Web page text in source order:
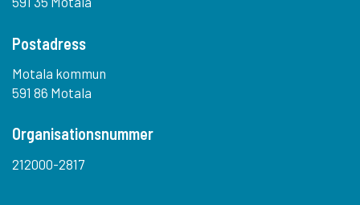
Postadress
Motala kommun
591 86 Motala
Organisationsnummer
212000-2817